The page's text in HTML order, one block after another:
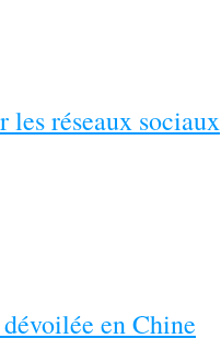
réseaux sociaux
en Chine